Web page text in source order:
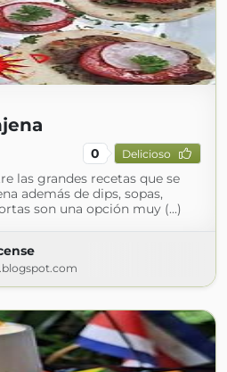
0 Delicioso
las grandes recetas que se
además de dips, sopas,
son una opción muy (...)